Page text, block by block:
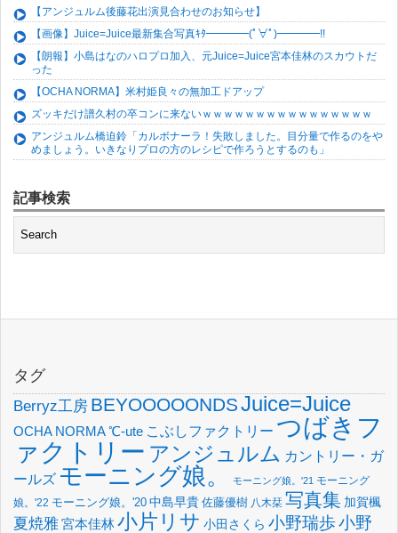
【アンジュルム後藤花出演見合わせのお知らせ】
【画像】Juice=Juice最新集合写真ｷﾀ━━━━(ﾟ∀ﾟ)━━━━!!
【朗報】小島はなのハロプロ加入、元Juice=Juice宮本佳林のスカウトだ
った
【OCHA NORMA】米村姫良々の無加工ドアップ
ズッキだけ譜久村の卒コンに来ないｗｗｗｗｗｗｗｗｗｗｗｗｗｗｗｗ
アンジュルム橋迫鈴「カルボナーラ！失敗しました。目分量で作るのをや
めましょう。いきなりプロの方のレシピで作ろうとするのも」
記事検索
タグ
Berryz工房 BEYOOOOONDSJuice=Juice
OCHA NORMA℃-ute こぶしファクトリー つばきフ
ァクトリー アンジュルム カントリー・ガ
ールズ モーニング娘。 モーニング娘。'21 モーニング
娘。'22 モーニング娘。'20 中島早貴 佐藤優樹 八木栞 写真集 加賀楓
夏焼雅宮本佳林小片リサ 小田さくら 小野瑞歩小野